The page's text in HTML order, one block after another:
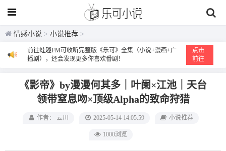
情感小说 > 小说推荐 >
前往蛙趣FM可收听完整版《乐可》全集（小说+漫画+广
播剧），还会发现更多你喜欢番剧！
点击
前往
《影帝》by漫漫何其多｜叶阑×江池｜天台
领带窒息吻×顶级Alpha的致命狩猎
作者： 云川 2025-05-14 14:05:59 小说推荐
1000浏览